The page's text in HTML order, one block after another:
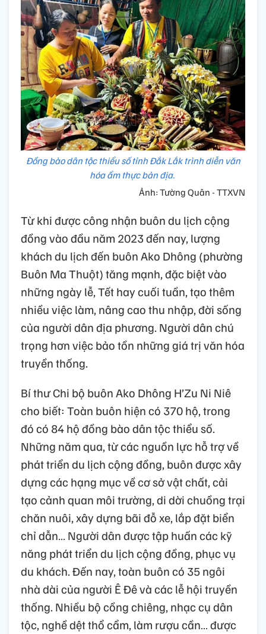
Đồng bào dân tộc thiểu số tỉnh Đắk Lắk trình diễn văn
hóa ẩm thực bản địa.
Ảnh: Tường Quân - TTXVN
Từ khi được công nhận buôn du lịch cộng
đồng vào đầu năm 2023 đến nay, lượng
khách du lịch đến buôn Ako Dhông (phường
Buôn Ma Thuột) tăng mạnh, đặc biệt vào
những ngày lễ, Tết hay cuối tuần, tạo thêm
nhiều việc làm, nâng cao thu nhập, đời sống
của người dân địa phương. Người dân chú
trọng hơn việc bảo tồn những giá trị văn hóa
truyền thống.
Bí thư Chi bộ buôn Ako Dhông H’Zu Ni Niê
cho biết: Toàn buôn hiện có 370 hộ, trong
đó có 84 hộ đồng bào dân tộc thiểu số.
Những năm qua, từ các nguồn lực hỗ trợ về
phát triển du lịch cộng đồng, buôn được xây
dựng các hạng mục về cơ sở vật chất, cải
tạo cảnh quan môi trường, di dời chuồng trại
chăn nuôi, xây dựng bãi đỗ xe, lắp đặt biển
chỉ dẫn… Người dân được tập huấn các kỹ
năng phát triển du lịch cộng đồng, phục vụ
du khách. Đến nay, toàn buôn có 35 ngôi
nhà dài của người Ê Đê và các lễ hội truyền
thống. Nhiều bộ cồng chiêng, nhạc cụ dân
tộc, nghề dệt thổ cẩm, làm rượu cần… được